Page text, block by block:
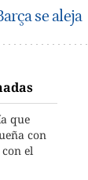
se aleja
que
con
el